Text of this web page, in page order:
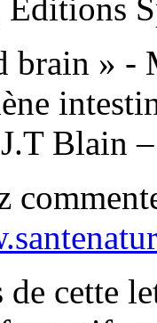
brain » -
Blain
cette